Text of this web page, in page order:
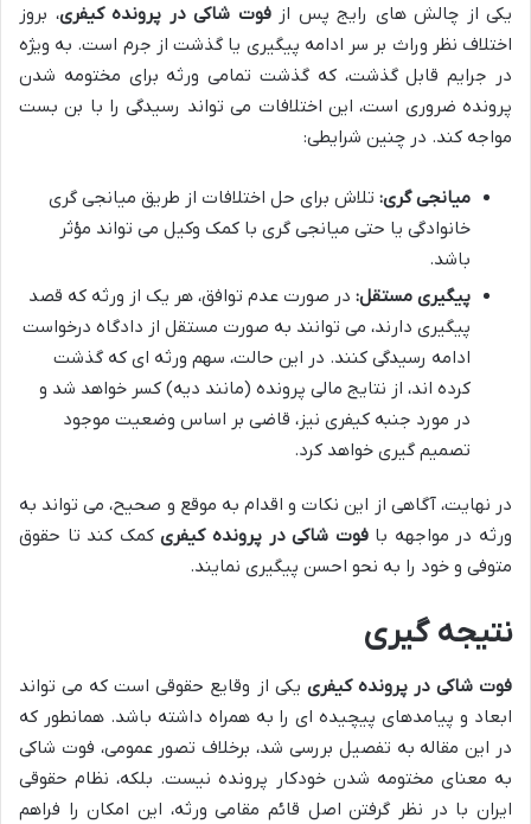
یکی از چالش های رایج پس ازفوت شاکی در پرونده کیفری، بروز
اختلاف نظر وراث بر سر ادامه پیگیری یا گذشت از جرم است. به ویژه
در جرایم قابل گذشت، که گذشت تمامی ورثه برای مختومه شدن
پرونده ضروری است، این اختلافات می تواند رسیدگی را با بن بست
مواجه کند. در چنین شرایطی:
میانجی گری: تلاش برای حل اختلافات از طریق میانجی گری
خانوادگی یا حتی میانجی گری با کمک وکیل می تواند مؤثر
باشد.
پیگیری مستقل: در صورت عدم توافق، هر یک از ورثه که قصد
پیگیری دارند، می توانند به صورت مستقل از دادگاه درخواست
ادامه رسیدگی کنند. در این حالت، سهم ورثه ای که گذشت
کرده اند، از نتایج مالی پرونده (مانند دیه) کسر خواهد شد و
در مورد جنبه کیفری نیز، قاضی بر اساس وضعیت موجود
تصمیم گیری خواهد کرد.
در نهایت، آگاهی از این نکات و اقدام به موقع و صحیح، می تواند به
ورثه در مواجهه بافوت شاکی در پرونده کیفریکمک کند تا حقوق
متوفی و خود را به نحو احسن پیگیری نمایند.
نتیجه گیری
فوت شاکی در پرونده کیفری یکی از وقایع حقوقی است که می تواند
ابعاد و پیامدهای پیچیده ای را به همراه داشته باشد. همانطور که
در این مقاله به تفصیل بررسی شد، برخلاف تصور عمومی، فوت شاکی
به معنای مختومه شدن خودکار پرونده نیست. بلکه، نظام حقوقی
ایران با در نظر گرفتن اصل قائم مقامی ورثه، این امکان را فراهم